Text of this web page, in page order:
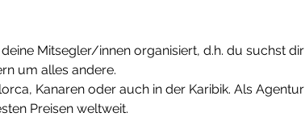
Mitsegler/innen organisiert, d.h. du suchst dir
um alles andere.
Kanaren oder auch in der Karibik. Als Agentur
Preisen weltweit.